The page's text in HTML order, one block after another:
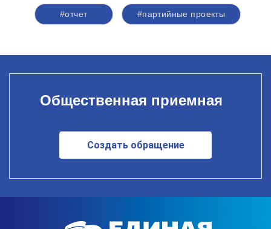
#отчет #партийные проекты
Общественная приемная
Создать обращение